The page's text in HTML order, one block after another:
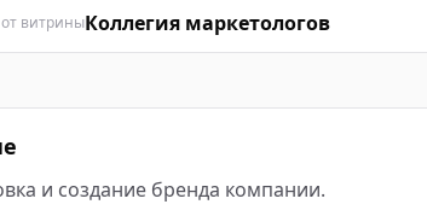
витриныКоллегия маркетологов
и создание бренда компании.